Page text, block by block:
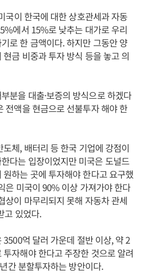
국이 한국에 대한 상호관세과 자동
에서 15%로 낮추는 대가로 우리
로 한 금액이다. 하지만 그동안 양
금 비중과 투자 방식 등을 놓고 의
분을 대출·보증의 방식으로 하겠다
전액을 현금으로 선불투자 해야 한
체, 배터리 등 한국 기업에 강점이
다는 입장이었지만 미국은 도널드
하는 곳에 투자해야 한다고 요구했
은 미국이 90% 이상 가져가야 한다
상이 마무리되지 못해 자동차 관세
고 있었다.
억 달러 가운데 절반 이상, 약 2
자해야 한다고 주장한 것으로 알려
간 분할투자하는 방안이다.